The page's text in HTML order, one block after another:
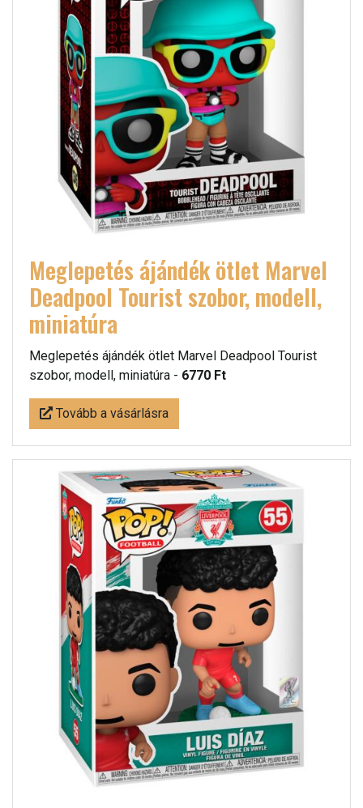
Meglepetés ájándék ötlet Marvel
Deadpool Tourist szobor, modell,
miniatúra
Meglepetés ájándék ötlet Marvel Deadpool Tourist
szobor, modell, miniatúra - 6770 Ft
Tovább a vásárlásra